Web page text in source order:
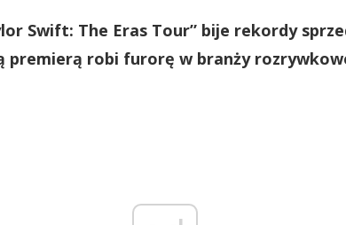
Swift: The Eras Tour” bije rekordy
premierą robi furorę w branży